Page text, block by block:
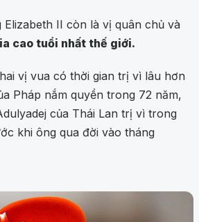
Elizabeth II còn là vị quân chủ và
cao tuổi nhất thế giới.
vị vua có thời gian trị vì lâu hơn
Pháp nắm quyền trong 72 năm,
của Thái Lan trị vì trong
khi ông qua đời vào tháng